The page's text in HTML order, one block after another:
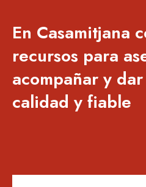
En Casamitjana
recursos para
acompañar y
calidad y fiable